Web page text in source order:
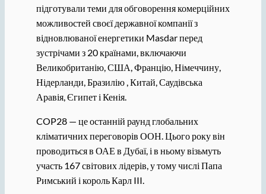
підготували теми для обговорення комерційних
можливостей своєї державної компанії з
відновлюваної енергетики Masdar перед
зустрічами з 20 країнами, включаючи
Великобританію, США, Францію, Німеччину,
Нідерланди, Бразилію , Китай, Саудівська
Аравія, Єгипет і Кенія.
COP28 — це останній раунд глобальних
кліматичних переговорів ООН. Цього року він
проводиться в ОАЕ в Дубаї, і в ньому візьмуть
участь 167 світових лідерів, у тому числі Папа
Римський і король Карл III.